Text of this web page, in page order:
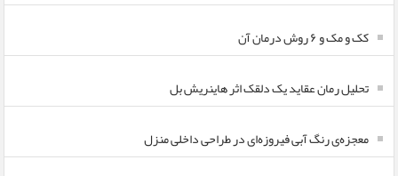
کک و مک و ۶ روش درمان آن
تحلیل رمان عقاید یک دلقک اثر هاینریش بل
معجزه‌ی رنگ آبی فیروزه‌ای در طراحی داخلی منزل